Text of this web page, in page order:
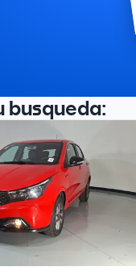
busqueda: